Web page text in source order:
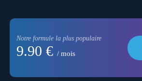
Notre formule la plus populaire
9.90 € / mois